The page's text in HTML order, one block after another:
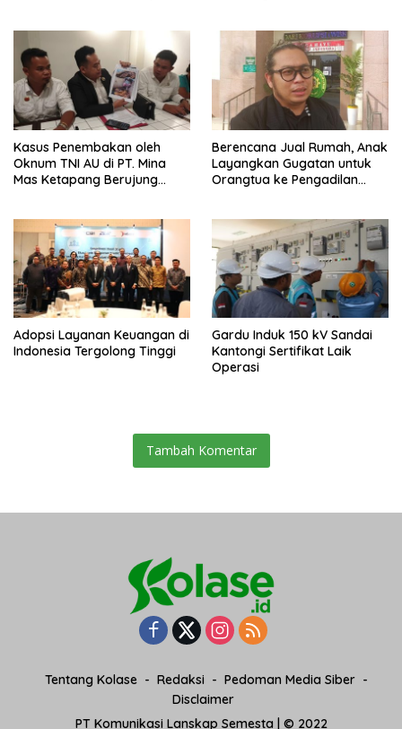
Kasus Penembakan oleh
Oknum TNI AU di PT. Mina
Mas Ketapang Berujung
Berencana Jual Rumah, Anak
Layangkan Gugatan untuk
Orangtua ke Pengadilan
Adopsi Layanan Keuangan di
Indonesia Tergolong Tinggi
Gardu Induk 150 kV Sandai
Kantongi Sertifikat Laik
Operasi
Tambah Komentar
Tentang Kolase Redaksi
Pedoman Media Siber
Disclaimer
PT Komunikasi Lanskap Semesta | © 2022